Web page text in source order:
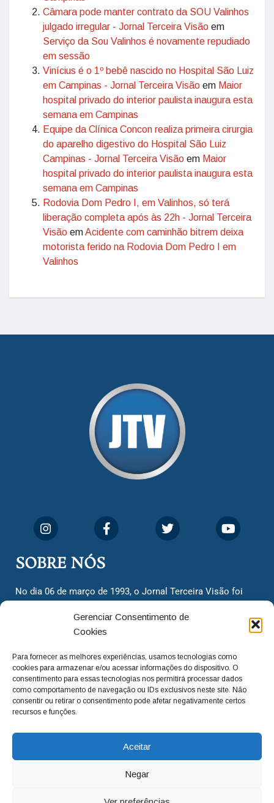
Gerenciar Consentimento de
Cookies
Para fornecer as melhores experiências, usamos tecnologias como
cookies para armazenar e/ou acessar informações do dispositivo. O
consentimento para essas tecnologias nos permitirá processar dados
como comportamento de navegação ou IDs exclusivos neste site. Não
consentir ou retirar o consentimento pode afetar negativamente certos
recursos e funções.
Aceitar
Negar
Câmara pode manter contrato da SOU Valinhos
julgado irregular - Jornal Terceira Visão em
Serviço da Sou Valinhos é novamente repudiado
em sessão
Vinícius é o 1º bebê nascido no Hospital São Luiz
em Campinas - Jornal Terceira Visão em Maior
hospital privado do interior paulista inaugura esta
semana em Campinas
Equipe da Clínica Concon realiza primeira cirurgia
do aparelho digestivo do Hospital São Luiz
Campinas - Jornal Terceira Visão em Maior
hospital privado do interior paulista inaugura esta
semana em Campinas
Rodovia Dom Pedro I, em Valinhos, só terá
liberação completa após às 22h - Jornal Terceira
Visão emAcidente com caminhão bitrem deixa
motorista ferido na Rodovia Dom Pedro I em
Valinhos
SOBRE NÓS
No dia 06 de março de 1993, o Jornal Terceira Visão foi
cidadãos valinhenses, já que naquela época só existiam
dois jornais. Há mais de 30 anos, o jornal continua
com o foco de trazer as melhores notícias. Nunca
deixamos de lado as necessidades do cidadão, sempre
questionando os órgãos públicos em busca de melhorias
para a cidade e sempre cobrando resoluções para casos
adm@jtv.com.br
(19) 3929-6225